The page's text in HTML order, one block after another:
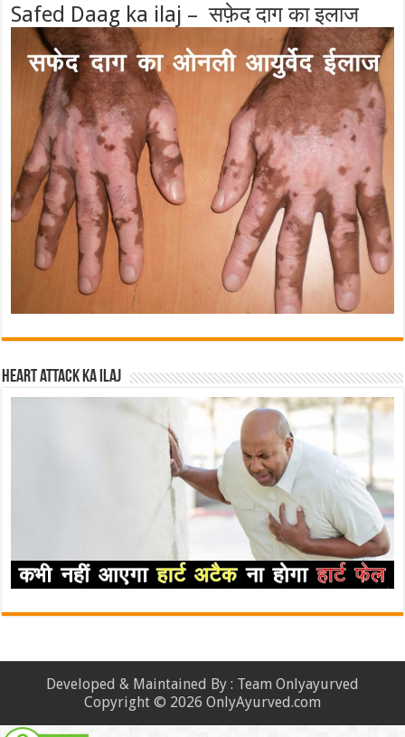
Safed Daag ka ilaj – सफ़ेद दाग का इलाज
Heart attack ka ilaj
Developed & Maintained By : Team Onlyayurved
Copyright © 2026 OnlyAyurved.com